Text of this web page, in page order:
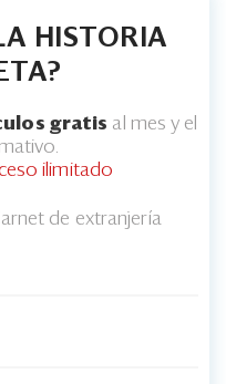
HISTORIA
gratis al mes y el
ilimitado
de extranjería